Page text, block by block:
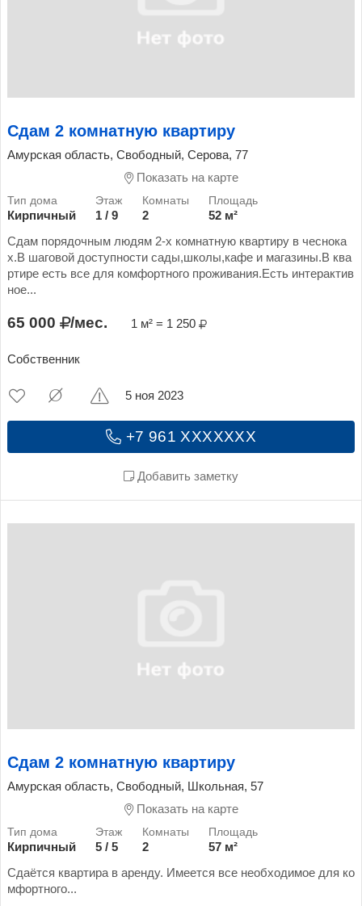
Сдам 2 комнатную квартиру
Амурская область, Свободный, Серова, 77
Показать на карте
Кирпичный 1 / 9 2
52 м²
Сдам порядочным людям 2-х комнатную квартиру в чеснока
х.В шаговой доступности сады,школы,кафе и магазины.В ква
ртире есть все для комфортного проживания.Есть интерактив
ное...
65 000 /мес. 1 м² = 1 250
Собственник
+7 961 XXXXXXX
Добавить заметку
5 ноя 2023
Сдам 2 комнатную квартиру
Амурская область, Свободный, Школьная, 57
Показать на карте
Кирпичный 5 / 5 2
57 м²
Сдаётся квартира в аренду. Имеется все необходимое для ко
мфортного...